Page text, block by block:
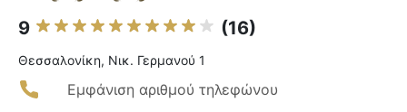
9 (16)
Θεσσαλονίκη, Νικ. Γερμανού 1
Εμφάνιση αριθμού τηλεφώνου